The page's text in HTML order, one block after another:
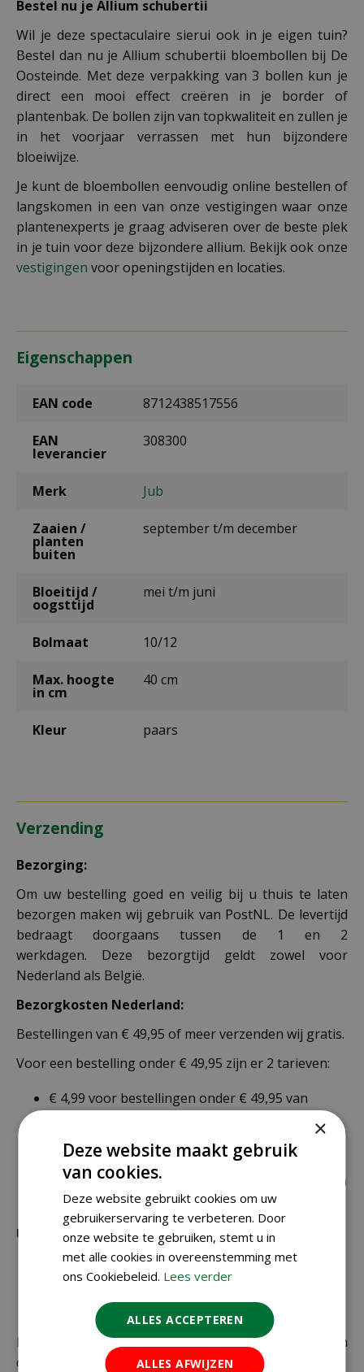
Bestel nu je Allium schubertii
Wil je deze spectaculaire sierui ook in je eigen tuin?
Bestel dan nu je Allium schubertii bloembollen bij De
Oosteinde. Met deze verpakking van 3 bollen kun je
direct een mooi effect creëren in je border of
plantenbak. De bollen zijn van topkwaliteit en zullen je
in het voorjaar verrassen met hun bijzondere
bloeiwijze.
Je kunt de bloembollen eenvoudig online bestellen of
langskomen in een van onze vestigingen waar onze
plantenexperts je graag adviseren over de beste plek
in je tuin voor deze bijzondere allium. Bekijk ook onze
vestigingen voor openingstijden en locaties.
Eigenschappen
EAN code 8712438517556
EAN
leverancier
308300
Merk Jub
Zaaien /
planten
buiten
september t/m december
Bloeitijd /
oogsttijd
mei t/m juni
Bolmaat 10/12
Max. hoogte
in cm
40 cm
Kleur paars
Verzending
Bezorging:
Om uw bestelling goed en veilig bij u thuis te laten
bezorgen maken wij gebruik van PostNL. De levertijd
bedraagt doorgaans tussen de 1 en 2
werkdagen. Deze bezorgtijd geldt zowel voor
Nederland als België.
Bezorgkosten Nederland:
Bestellingen van € 49,95 of meer verzenden wij gratis.
Voor een bestelling onder € 49,95 zijn er 2 tarieven:
€ 4,99 voor bestellingen onder € 49,95 van
€ 6,99 voor bestellingen onder € 49,95 voor de
rest van de producten die via pakketpost worden
verzonden.
Uitzonderlijke verzendkosten
Er word standaard € 4,99 verzendkosten
maximale afmetingen vallen.
De juiste verzendkosten worden in de laatste stap van
de winkelwagen berekend.
×
Deze website maakt gebruik
van cookies.
Deze website gebruikt cookies om uw
gebruikerservaring te verbeteren. Door
onze website te gebruiken, stemt u in
met alle cookies in overeenstemming met
ons Cookiebeleid. Lees verder
ALLES ACCEPTEREN
ALLES AFWIJZEN